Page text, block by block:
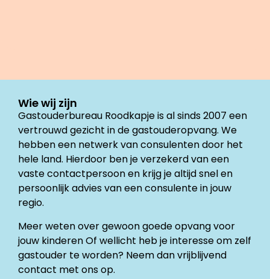
Wie wij zijn
Gastouderbureau Roodkapje is al sinds 2007 een
vertrouwd gezicht in de gastouderopvang. We
hebben een netwerk van consulenten door het
hele land. Hierdoor ben je verzekerd van een
vaste contactpersoon en krijg je altijd snel en
persoonlijk advies van een consulente in jouw
regio.
Meer weten over gewoon goede opvang voor
jouw kinderen Of wellicht heb je interesse om zelf
gastouder te worden? Neem dan vrijblijvend
contact met ons op.